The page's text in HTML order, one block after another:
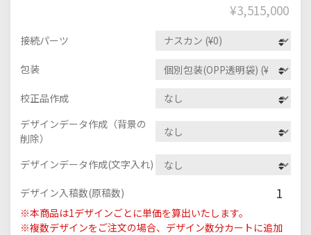
¥3,515,000
接続パーツ
包装
校正品作成
デザインデータ作成（背景の
削除）
デザインデータ作成(文字入れ)
デザイン入稿数(原稿数) 1
※本商品は1デザインごとに単価を算出いたします。
※複数デザインをご注文の場合、デザイン数分カートに追加